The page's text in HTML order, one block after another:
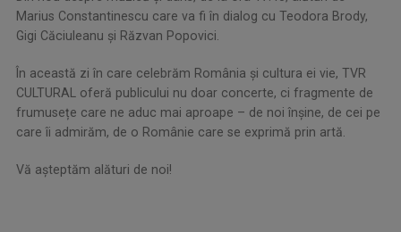
Marius Constantinescu care va fi în dialog cu Teodora Brody,
Gigi Căciuleanu şi Răzvan Popovici.
În această zi în care celebrăm România și cultura ei vie, TVR
CULTURAL oferă publicului nu doar concerte, ci fragmente de
frumusețe care ne aduc mai aproape – de noi înșine, de cei pe
care îi admirăm, de o Românie care se exprimă prin artă.
Vă așteptăm alături de noi!